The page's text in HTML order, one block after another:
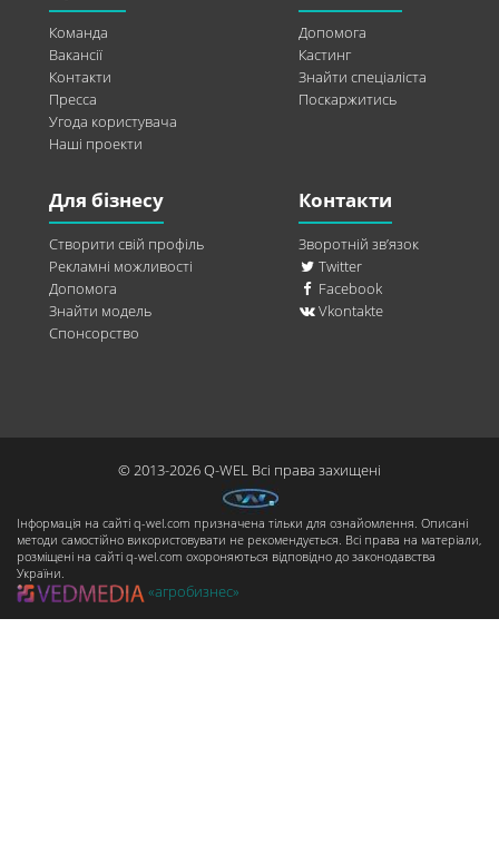
Команда
Вакансії
Контакти
Пресса
Угода користувача
Наші проекти
Допомога
Кастинг
Знайти спеціаліста
Поскаржитись
Для бізнесу
Створити свій профіль
Рекламні можливості
Допомога
Знайти модель
Спонсорство
Контакти
Зворотній зв’язок
Twitter
Facebook
Vkontakte
© 2013-2026 Q-WEL Всі права захищені
Інформація на сайті q-wel.com призначена тільки для ознайомлення. Описані
методи самостійно використовувати не рекомендується. Всі права на матеріали,
розміщені на сайті q-wel.com охороняються відповідно до законодавства
України.
«агробизнес»